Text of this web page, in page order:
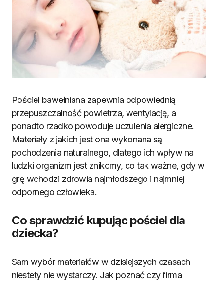
Pościel bawełniana zapewnia odpowiednią
przepuszczalność powietrza, wentylację, a
ponadto rzadko powoduje uczulenia alergiczne.
Materiały z jakich jest ona wykonana są
pochodzenia naturalnego, dlatego ich wpływ na
ludzki organizm jest znikomy, co tak ważne, gdy w
grę wchodzi zdrowia najmłodszego i najmniej
odpornego człowieka.
Co sprawdzić kupując pościel dla
dziecka?
Sam wybór materiałów w dzisiejszych czasach
niestety nie wystarczy. Jak poznać czy firma